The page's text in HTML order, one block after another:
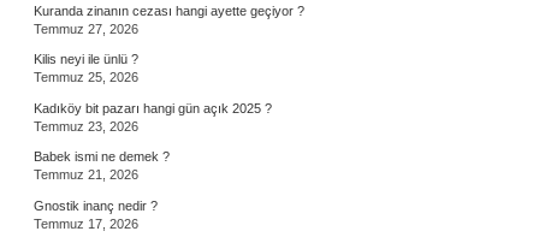
Kuranda zinanın cezası hangi ayette geçiyor ?
Temmuz 27, 2026
Kilis neyi ile ünlü ?
Temmuz 25, 2026
Kadıköy bit pazarı hangi gün açık 2025 ?
Temmuz 23, 2026
Babek ismi ne demek ?
Temmuz 21, 2026
Gnostik inanç nedir ?
Temmuz 17, 2026